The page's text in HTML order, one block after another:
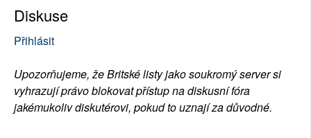
Diskuse
Přihlásit
Upozorňujeme, že Britské listy jako soukromý server si
vyhrazují právo blokovat přístup na diskusní fóra
jakémukoliv diskutérovi, pokud to uznají za důvodné.